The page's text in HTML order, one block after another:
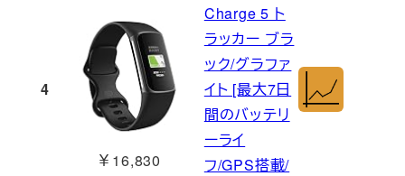
4
￥16,830
Charge 5 ト
ラッカー ブラ
ック/グラファ
イト [最大7日
間のバッテリ
ーライ
フ/GPS搭載/